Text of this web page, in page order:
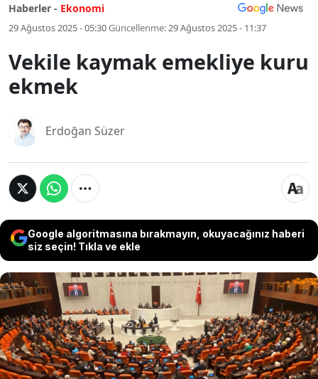
Haberler - Ekonomi
29 Ağustos 2025 - 05:30Güncellenme:29 Ağustos 2025 - 11:37
Vekile kaymak emekliye kuru
ekmek
Erdoğan Süzer
Google algoritmasına bırakmayın, okuyacağınız haberi
siz seçin! Tıkla ve ekle
Vekile kaymak
emekliye kuru ekmek